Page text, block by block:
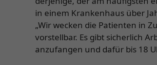
in einem Krankenhaus über
„Wir wecken die Patienten in
vorstellbar. Es gibt sicherlich
anzufangen und dafür bis 18